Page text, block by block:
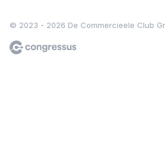
© 2023 - 2026 De Commercieele Club